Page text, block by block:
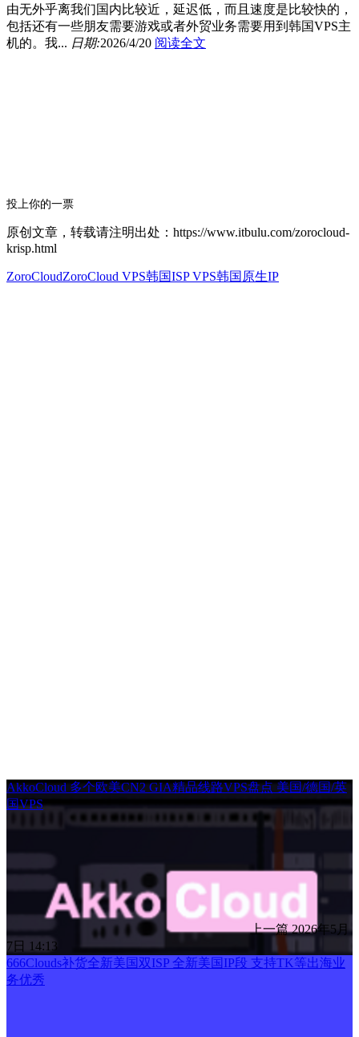
由无外乎离我们国内比较近，延迟低，而且速度是比较快的，
包括还有一些朋友需要游戏或者外贸业务需要用到韩国VPS主
机的。我... 日期:2026/4/20 阅读全文
投上你的一票
原创文章，转载请注明出处：https://www.itbulu.com/zorocloud-
krisp.html
ZoroCloudZoroCloud VPS韩国ISP VPS韩国原生IP
AkkoCloud 多个欧美CN2 GIA精品线路VPS盘点 美国/德国/英
国VPS
上一篇 2026年5月
7日 14:13
666Clouds补货全新美国双ISP 全新美国IP段 支持TK等出海业
务优秀